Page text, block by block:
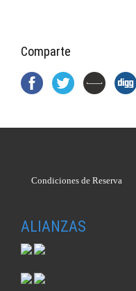
Comparte
Condiciones de Reserva
ALIANZAS